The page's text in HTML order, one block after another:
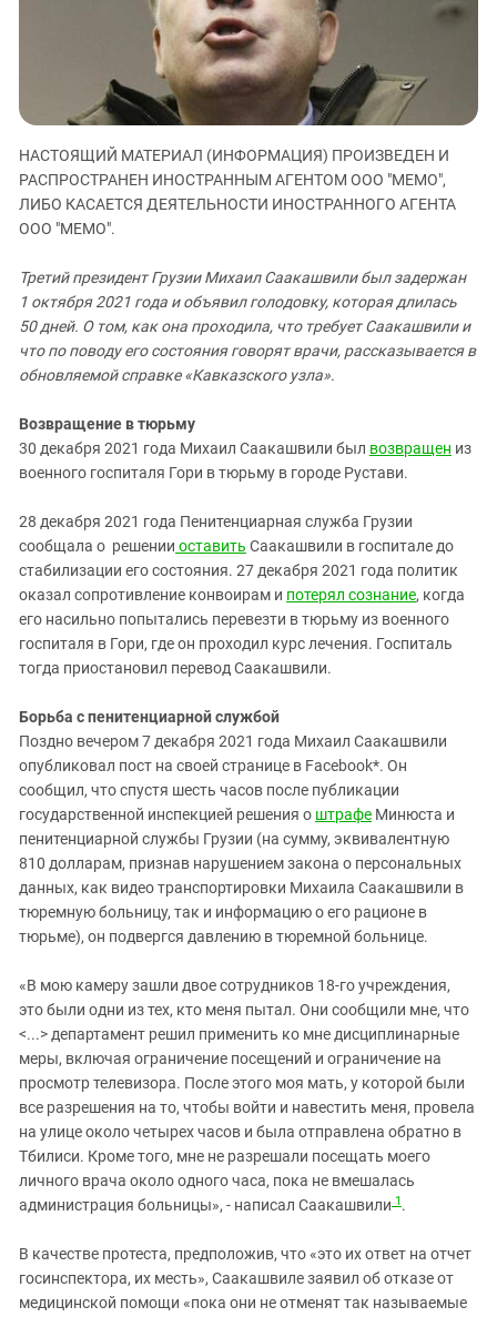
ЗАСТАВЛЯЕТ
КАВКАЗ ЗА ПАЛЕСТИНУ
ИНАКОМЫСЛИЕ В ЧЕЧНЕ
ПРЕСЛЕДОВАНИЕ АКТИВИСТОВ
МОБИЛИЗАЦИЯ И ПРОТЕСТЫ
Кабардино-Балкария
Калмыкия
Карачаево-Черкесия
Краснодарский край
Нагорный Карабах
Ростовская область
Северная Осетия - Алания
Чечня
Южная Осетия
ЮФО
НАСТОЯЩИЙ МАТЕРИАЛ (ИНФОРМАЦИЯ) ПРОИЗВЕДЕН И
РАСПРОСТРАНЕН ИНОСТРАННЫМ АГЕНТОМ ООО "МЕМО",
ЛИБО КАСАЕТСЯ ДЕЯТЕЛЬНОСТИ ИНОСТРАННОГО АГЕНТА
ООО "МЕМО".
Третий президент Грузии Михаил Саакашвили был задержан
1 октября 2021 года и объявил голодовку, которая длилась
50 дней. О том, как она проходила, что требует Саакашвили и
что по поводу его состояния говорят врачи, рассказывается в
обновляемой справке «Кавказского узла».
Возвращение в тюрьму
30 декабря 2021 года Михаил Саакашвили был возвращен из
военного госпиталя Гори в тюрьму в городе Рустави.
28 декабря 2021 года Пенитенциарная служба Грузии
сообщала о решении оставить Саакашвили в госпитале до
стабилизации его состояния. 27 декабря 2021 года политик
оказал сопротивление конвоирам и потерял сознание, когда
его насильно попытались перевезти в тюрьму из военного
госпиталя в Гори, где он проходил курс лечения. Госпиталь
тогда приостановил перевод Саакашвили.
Борьба с пенитенциарной службой
Поздно вечером 7 декабря 2021 года Михаил Саакашвили
опубликовал пост на своей странице в Facebook*. Он
сообщил, что спустя шесть часов после публикации
государственной инспекцией решения о штрафе Минюста и
пенитенциарной службы Грузии (на сумму, эквивалентную
810 долларам, признав нарушением закона о персональных
данных, как видео транспортировки Михаила Саакашвили в
тюремную больницу, так и информацию о его рационе в
тюрьме), он подвергся давлению в тюремной больнице.
«В мою камеру зашли двое сотрудников 18-го учреждения,
это были одни из тех, кто меня пытал. Они сообщили мне, что
<...> департамент решил применить ко мне дисциплинарные
меры, включая ограничение посещений и ограничение на
просмотр телевизора. После этого моя мать, у которой были
все разрешения на то, чтобы войти и навестить меня, провела
на улице около четырех часов и была отправлена ​​обратно в
Тбилиси. Кроме того, мне не разрешали посещать моего
личного врача около одного часа, пока не вмешалась
администрация больницы», - написал Саакашвили 1 .
В качестве протеста, предположив, что «это их ответ на отчет
госинспектора, их месть», Саакашвиле заявил об отказе от
медицинской помощи «пока они не отменят так называемые